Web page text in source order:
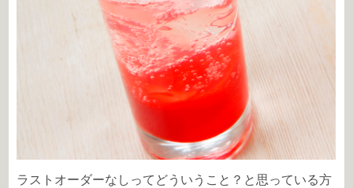
ラストオーダーなしってどういうこと？と思っている方